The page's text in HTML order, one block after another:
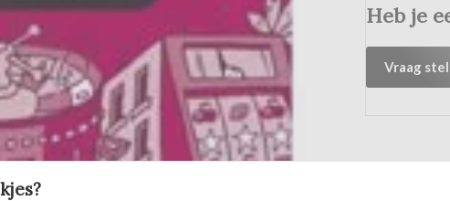
Heb je
Vraag